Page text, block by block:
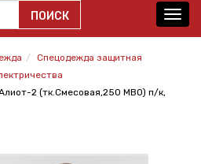
ПОИСК
Спецодежда защитная
2 (тк.Смесовая,250 МВО) п/к,